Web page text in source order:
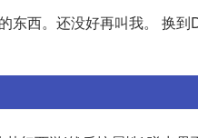
西。还没好再叫我。 换